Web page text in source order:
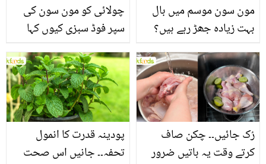
چولائی کو مون سون کی
سپر فوڈ سبزی کیوں کہا
منرلز اور اینٹی آکسیڈنٹس
سے بھرپور اس سبزی کے
فائدے
مون سون موسم میں بال
بہت زیادہ جھڑ رہے ہیں؟
بنانے کے چند قدرتی طریقے
پودینہ قدرت کا انمول
تحفہ۔۔ جانیں اس صحت
رُک جائیں۔۔ چکن صاف
کرتے وقت یہ باتیں ضرور